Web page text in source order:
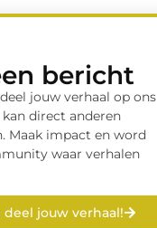
bericht
jouw verhaal op ons
direct anderen
Maak impact en word
waar verhalen
jouw verhaal!